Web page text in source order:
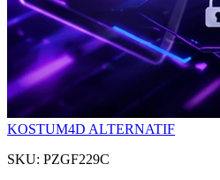
KOSTUM4D ALTERNATIF
SKU: PZGF229C